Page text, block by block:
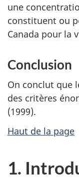
une
constituent ou
Canada pour la
Conclusion
On conclut que
des critères
(1999).
Haut de la page
1.